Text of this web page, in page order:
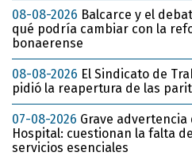
08-08-2026 Balcarce y el
qué podría cambiar con la
bonaerense
08-08-2026 El Sindicato de
pidió la reapertura de las
07-08-2026 Grave
Hospital: cuestionan la falta
servicios esenciales